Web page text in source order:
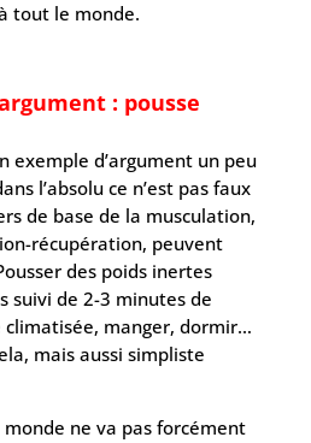
tout le monde.
: pousse
exemple d’argument un peu
l’absolu ce n’est pas faux
de base de la musculation,
récupération, peuvent
des poids inertes
suivi de 2-3 minutes de
climatisée, manger, dormir…
mais aussi simpliste
ne va pas forcément